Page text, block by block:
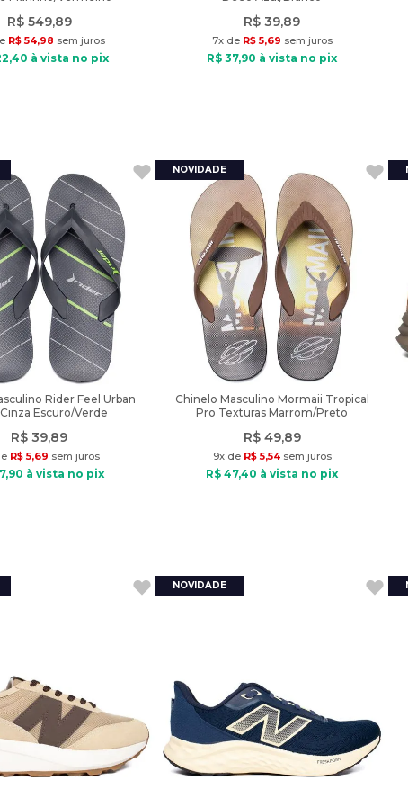
R$ 549,89
R$ 54,98 sem juros
,40 à vista no pix
R$ 39,89
7x de R$ 5,69 sem juros
R$ 37,90 à vista no pix
Rider Feel Urban
Escuro/Verde
R$ 39,89
R$ 5,69 sem juros
,90 à vista no pix
Chinelo Masculino Mormaii Tropical
Pro Texturas Marrom/Preto
R$ 49,89
9x de R$ 5,54sem juros
R$ 47,40 à vista no pix